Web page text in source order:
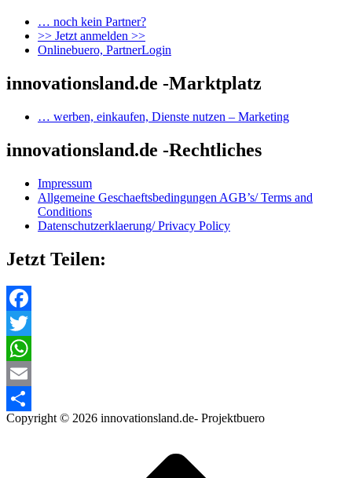
… noch kein Partner?
>> Jetzt anmelden >>
Onlinebuero, PartnerLogin
innovationsland.de -Marktplatz
… werben, einkaufen, Dienste nutzen – Marketing
innovationsland.de -Rechtliches
Impressum
Allgemeine Geschaeftsbedingungen AGB’s/ Terms and
Conditions
Datenschutzerklaerung/ Privacy Policy
Jetzt Teilen:
Facebook
Twitter
WhatsApp
Email
Teilen
Copyright © 2026 innovationsland.de- Projektbuero